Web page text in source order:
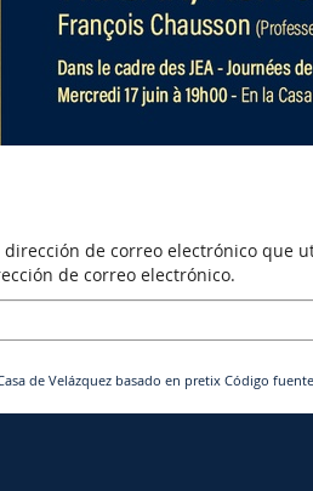
de correo electrónico que
de correo electrónico.
de Velázquez basado en pretix Código fuente